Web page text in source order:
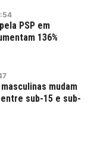
PSP em
136%
mudam
sub-15 e sub-